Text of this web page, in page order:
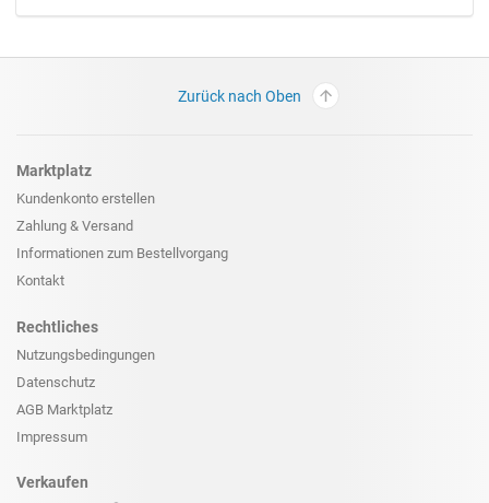
Zurück nach Oben
Marktplatz
Kundenkonto erstellen
Zahlung & Versand
Informationen zum Bestellvorgang
Kontakt
Rechtliches
Nutzungsbedingungen
Datenschutz
AGB Marktplatz
Impressum
Verkaufen